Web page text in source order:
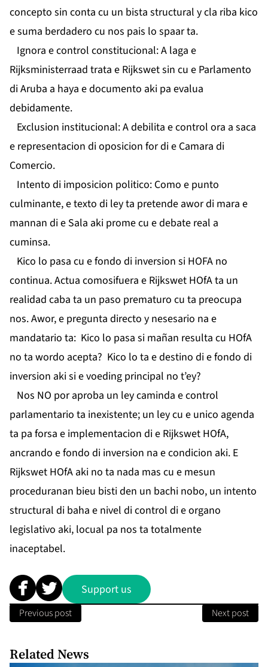
concepto sin conta cu un bista structural y cla riba kico
e suma berdadero cu nos pais lo spaar ta.
Ignora e control constitucional: A laga e
Rijksministerraad trata e Rijkswet sin cu e Parlamento
di Aruba a haya e documento aki pa evalua
debidamente.
Exclusion institucional: A debilita e control ora a saca
e representacion di oposicion for di e Camara di
Comercio.
Intento di imposicion politico: Como e punto
culminante, e texto di ley ta pretende awor di mara e
mannan di e Sala aki prome cu e debate real a
cuminsa.
Kico lo pasa cu e fondo di inversion si HOFA no
continua. Actua comosifuera e Rijkswet HOfA ta un
realidad caba ta un paso prematuro cu ta preocupa
nos. Awor, e pregunta directo y nesesario na e
mandatario ta: Kico lo pasa si mañan resulta cu HOfA
no ta wordo acepta? Kico lo ta e destino di e fondo di
inversion aki si e voeding principal no t’ey?
Nos NO por aproba un ley caminda e control
parlamentario ta inexistente; un ley cu e unico agenda
ta pa forsa e implementacion di e Rijkswet HOfA,
ancrando e fondo di inversion na e condicion aki. E
Rijkswet HOfA aki no ta nada mas cu e mesun
proceduranan bieu bisti den un bachi nobo, un intento
structural di baha e nivel di control di e organo
legislativo aki, locual pa nos ta totalmente
inaceptabel.
Support us
Previous post Next post
Related News